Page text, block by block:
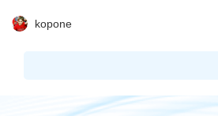
kopone